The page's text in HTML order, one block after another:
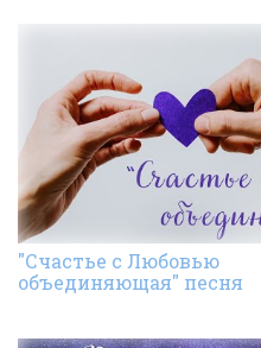
"Счастье с Любовью
объединяющая" песня